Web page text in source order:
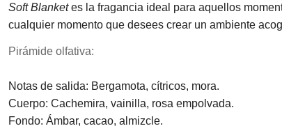
Soft Blanketes la fragancia ideal para aquellos
cualquier momento que desees crear un ambiente
Pirámide olfativa:
Notas de salida: Bergamota, cítricos, mora.
Cuerpo: Cachemira, vainilla, rosa empolvada.
Fondo: Ámbar, cacao, almizcle.